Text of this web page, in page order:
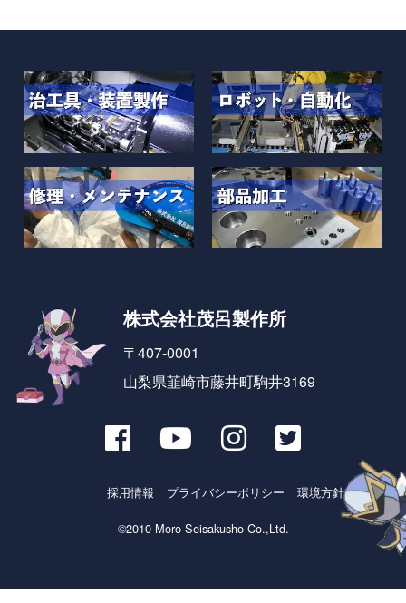
株式会社茂呂製作所
〒407-0001
山梨県韮崎市藤井町駒井3169
採用情報 プライバシーポリシー 環境方針とSDGs
©2010 Moro Seisakusho Co.,Ltd.